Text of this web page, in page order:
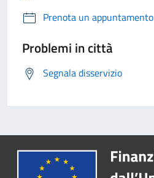
Prenota un appuntamento
Problemi in città
Segnala disservizio